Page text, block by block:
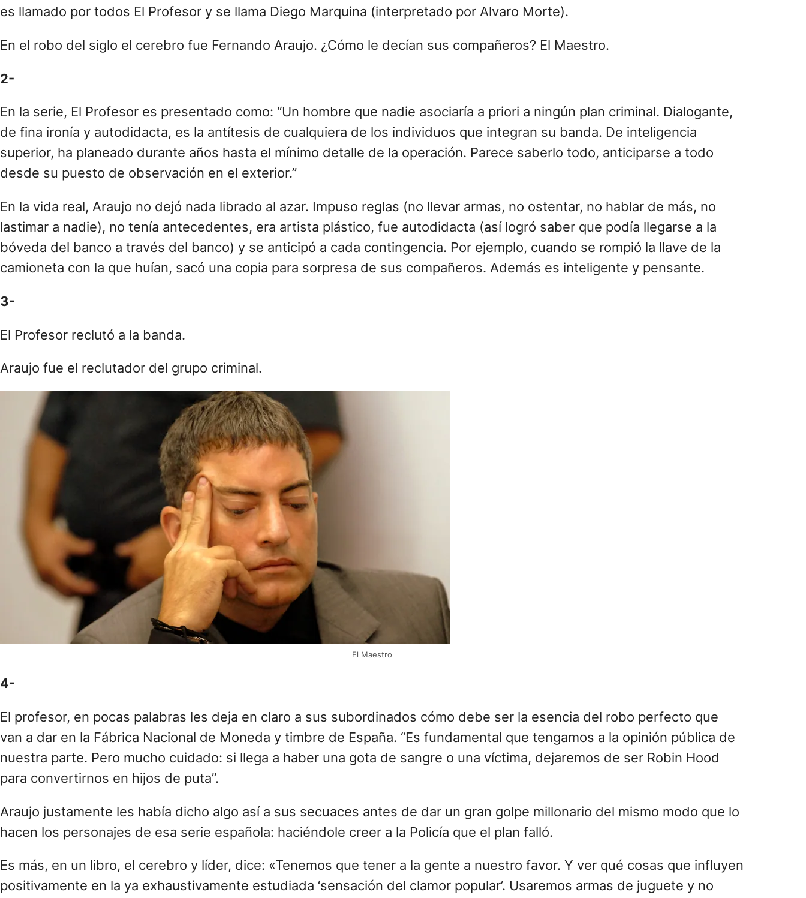
es llamado por todos El Profesor y se llama Diego Marquina (interpretado por Alvaro Morte).
En el robo del siglo el cerebro fue Fernando Araujo. ¿Cómo le decían sus compañeros? El Maestro.
2-
En la serie, El Profesor es presentado como: “Un hombre que nadie asociaría a priori a ningún plan criminal. Dialogante,
de fina ironía y autodidacta, es la antítesis de cualquiera de los individuos que integran su banda. De inteligencia
superior, ha planeado durante años hasta el mínimo detalle de la operación. Parece saberlo todo, anticiparse a todo
desde su puesto de observación en el exterior.”
En la vida real, Araujo no dejó nada librado al azar. Impuso reglas (no llevar armas, no ostentar, no hablar de más, no
lastimar a nadie), no tenía antecedentes, era artista plástico, fue autodidacta (así logró saber que podía llegarse a la
bóveda del banco a través del banco) y se anticipó a cada contingencia. Por ejemplo, cuando se rompió la llave de la
camioneta con la que huían, sacó una copia para sorpresa de sus compañeros. Además es inteligente y pensante.
3-
El Profesor reclutó a la banda.
Araujo fue el reclutador del grupo criminal.
El Maestro
4-
El profesor, en pocas palabras les deja en claro a sus subordinados cómo debe ser la esencia del robo perfecto que
van a dar en la Fábrica Nacional de Moneda y timbre de España. “Es fundamental que tengamos a la opinión pública de
nuestra parte. Pero mucho cuidado: si llega a haber una gota de sangre o una víctima, dejaremos de ser Robin Hood
para convertirnos en hijos de puta”.
Araujo justamente les había dicho algo así a sus secuaces antes de dar un gran golpe millonario del mismo modo que lo
hacen los personajes de esa serie española: haciéndole creer a la Policía que el plan falló.
Es más, en un libro, el cerebro y líder, dice: «Tenemos que tener a la gente a nuestro favor. Y ver qué cosas que influyen
positivamente en la ya exhaustivamente estudiada ‘sensación del clamor popular’. Usaremos armas de juguete y no